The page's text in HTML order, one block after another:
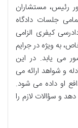
رئیس، مستشاران
جلسات دادگاه
قانون آیین دادرسی کیفری الزامی
به ویژه در جرایم
می یابد. در این
و شواهد ارائه می
او داده می شود.
و سؤالات لازم را